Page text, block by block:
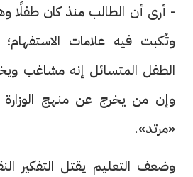
- أرى أن الطالب منذ كان طفلًا
وتُكبت فيه علامات
الطفل المتسائل إنه مشاغب
وإن من يخرج عن منهج الوزارة
«مرتد».
وضعف التعليم يقتل التفكير